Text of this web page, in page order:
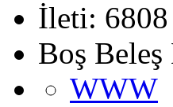
İleti: 6808
Boş
WWW